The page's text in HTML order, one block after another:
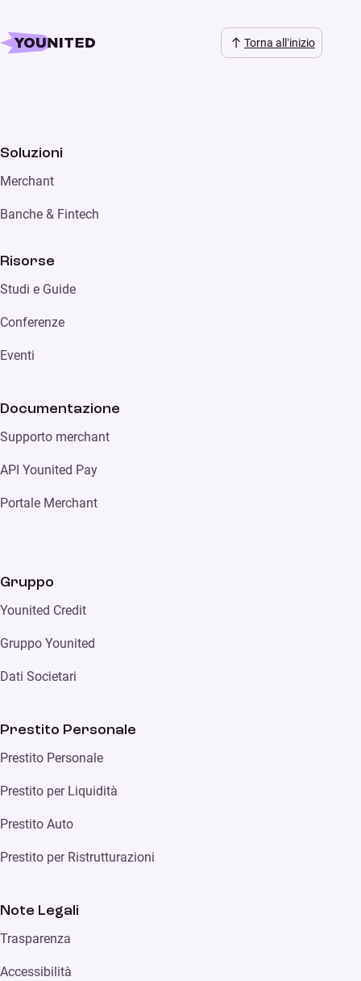
Torna all’inizio
Soluzioni
Merchant
Banche & Fintech
Risorse
Studi e Guide
Conferenze
Eventi
Documentazione
Supporto merchant
API Younited Pay
Portale Merchant
Gruppo
Younited Credit
Gruppo Younited
Dati Societari
Prestito Personale
Prestito Personale
Prestito per Liquidità
Prestito Auto
Prestito per Ristrutturazioni
Note Legali
Trasparenza
Accessibilità